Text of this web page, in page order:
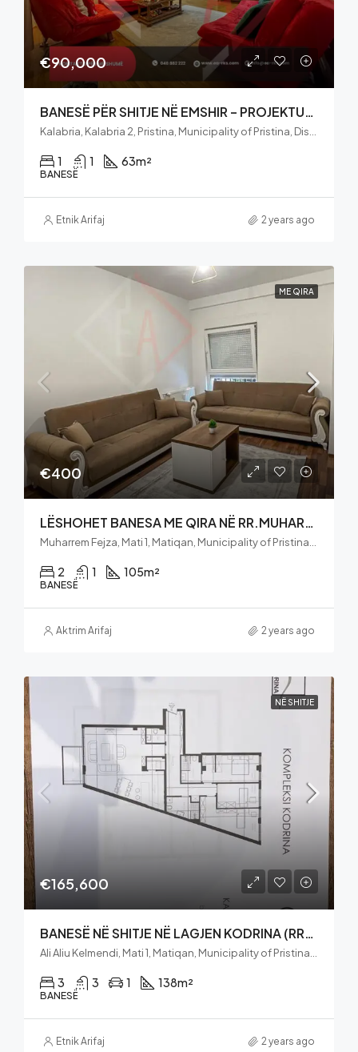
€90,000
BANESË PËR SHITJE NË EMSHIR – PROJEKTUES EXDC
Kalabria, Kalabria 2, Pristina, Municipality of Pristina, District of Prishtina, 10000, Kosovo
1 1 63m²
BANESË
Etnik Arifaj 2 years ago
ME QIRA
€400
LËSHOHET BANESA ME QIRA NË RR.MUHARREM FEJZ!
Muharrem Fejza, Mati 1, Matiqan, Municipality of Pristina, District of Prishtina, 10060, Kosovo
2 1 105m²
BANESË
Aktrim Arifaj 2 years ago
NË SHITJE
€165,600
BANESË NË SHITJE NË LAGJEN KODRINA (RRUGA C) 138m2 Neto
Ali Aliu Kelmendi, Mati 1, Matiqan, Municipality of Pristina, District of Prishtina, 10060, Kosovo
3 3 1 138m²
BANESË
Etnik Arifaj 2 years ago